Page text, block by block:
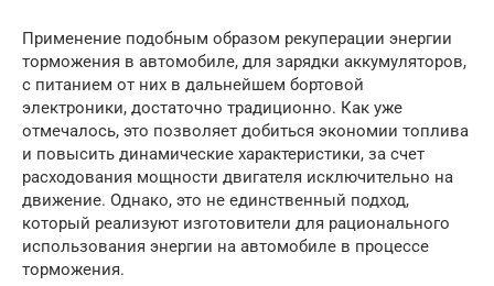
Применение подобным образом рекуперации энергии
торможения в автомобиле, для зарядки аккумуляторов,
с питанием от них в дальнейшем бортовой
электроники, достаточно традиционно. Как уже
отмечалось, это позволяет добиться экономии топлива
и повысить динамические характеристики, за счет
расходования мощности двигателя исключительно на
движение. Однако, это не единственный подход,
который реализуют изготовители для рационального
использования энергии на автомобиле в процессе
торможения.